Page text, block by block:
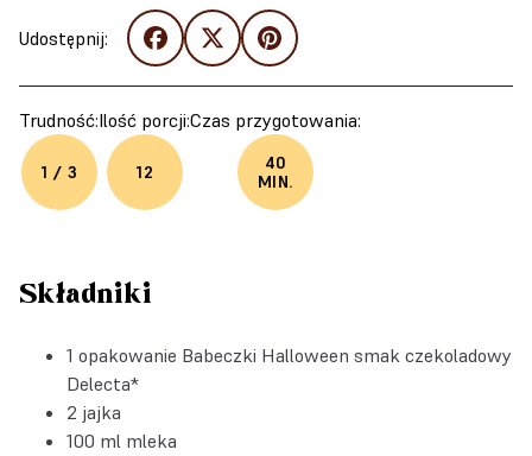
Udostępnij:
Trudność:
1 / 3
Ilość porcji:
12
Czas przygotowania:
40
MIN.
Składniki
1 opakowanie Babeczki Halloween smak czekoladowy
Delecta*
2 jajka
100 ml mleka